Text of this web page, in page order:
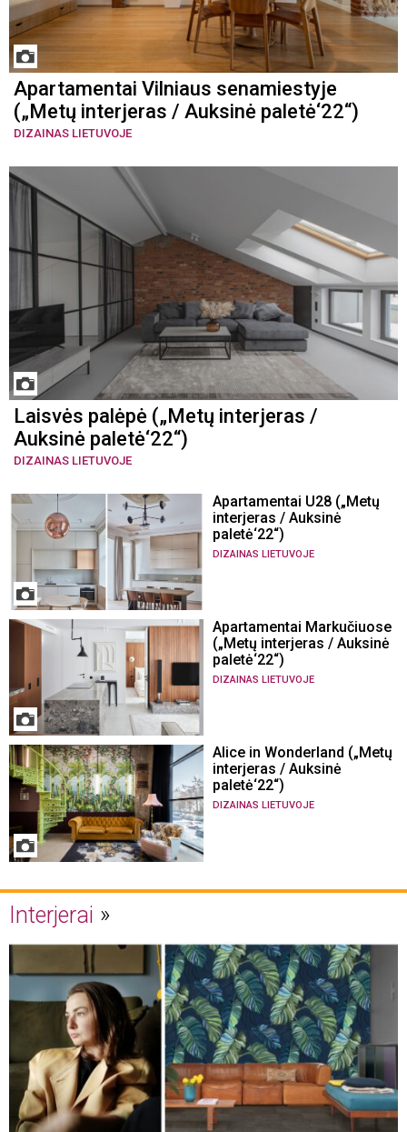
Apartamentai Vilniaus senamiestyje
(„Metų interjeras / Auksinė paletė‘22“)
DIZAINAS LIETUVOJE
Laisvės palėpė („Metų interjeras /
Auksinė paletė‘22“)
DIZAINAS LIETUVOJE
Apartamentai U28 („Metų
interjeras / Auksinė
paletė‘22“)
DIZAINAS LIETUVOJE
Apartamentai Markučiuose
(„Metų interjeras / Auksinė
paletė‘22“)
DIZAINAS LIETUVOJE
Alice in Wonderland („Metų
interjeras / Auksinė
paletė‘22“)
DIZAINAS LIETUVOJE
Interjerai